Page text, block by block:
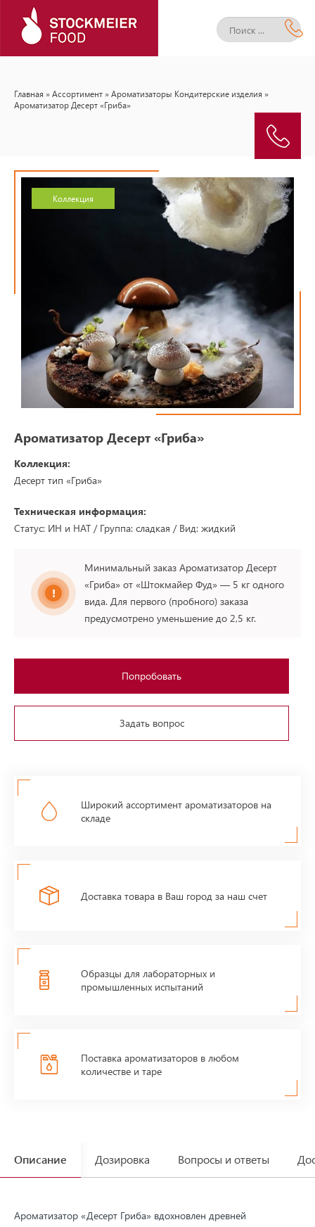
Главная »Ассортимент »Ароматизаторы Кондитерские изделия »
Ароматизатор Десерт «Гриба»
Коллекция
Ароматизатор Десерт «Гриба»
Коллекция:
Десерт тип «Гриба»
Техническая информация:
Статус: ИН и НАТ / Группа: сладкая / Вид: жидкий
Минимальный заказ Ароматизатор Десерт
«Гриба» от «Штокмайер Фуд» — 5 кг одного
вида. Для первого (пробного) заказа
предусмотрено уменьшение до 2,5 кг.
Попробовать
Задать вопрос
Широкий ассортимент ароматизаторов на
складе
Доставка товара в Ваш город за наш счет
Образцы для лабораторных и
промышленных испытаний
Поставка ароматизаторов в любом
количестве и таре
Описание Дозировка Вопросы и ответы
Ароматизатор «Десерт Гриба» вдохновлен древней